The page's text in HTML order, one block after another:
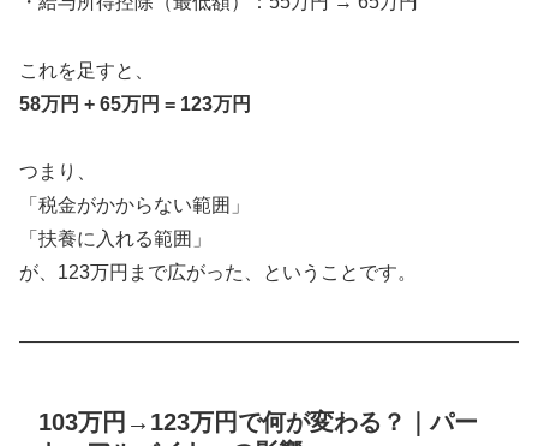
これを足すと、
58万円 + 65万円 = 123万円
つまり、
「税金がかからない範囲」
「扶養に入れる範囲」
が、123万円まで広がった、ということです。
――――――――――――――――――――――――――
103万円→123万円で何が変わる？｜パー